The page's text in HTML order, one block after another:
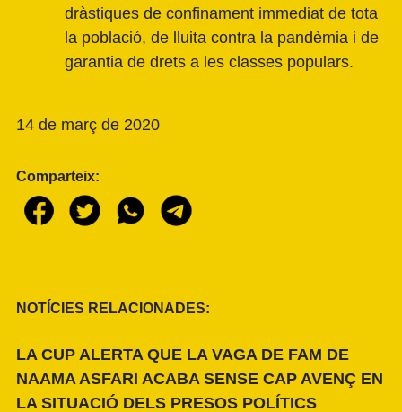
dràstiques de confinament immediat de tota
la població, de lluita contra la pandèmia i de
garantia de drets a les classes populars.
14 de març de 2020
Comparteix:
NOTÍCIES RELACIONADES:
LA CUP ALERTA QUE LA VAGA DE FAM DE
NAAMA ASFARI ACABA SENSE CAP AVENÇ EN
LA SITUACIÓ DELS PRESOS POLÍTICS